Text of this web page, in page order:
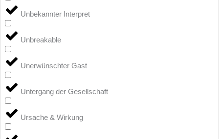
Unbekannter Interpret
Unbreakable
Unerwünschter Gast
Untergang der Gesellschaft
Ursache & Wirkung